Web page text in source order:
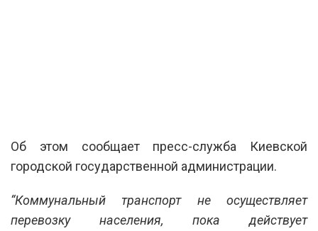
Об этом сообщает пресс-служба Киевской
городской государственной администрации.
“Коммунальный транспорт не осуществляет
перевозку населения, пока действует